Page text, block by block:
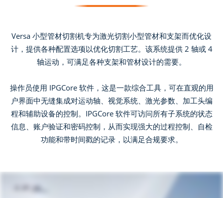
Versa 小型管材切割机专为激光切割小型管材和支架而优化设
计，提供各种配置选项以优化切割工艺。该系统提供 2 轴或 4
轴运动，可满足各种支架和管材设计的需要。
操作员使用 IPGCore 软件，这是一款综合工具，可在直观的用
户界面中无缝集成对运动轴、视觉系统、激光参数、加工头编
程和辅助设备的控制。IPGCore 软件可访问所有子系统的状态
信息、账户验证和密码控制，从而实现强大的过程控制、自检
功能和带时间戳的记录，以满足合规要求。